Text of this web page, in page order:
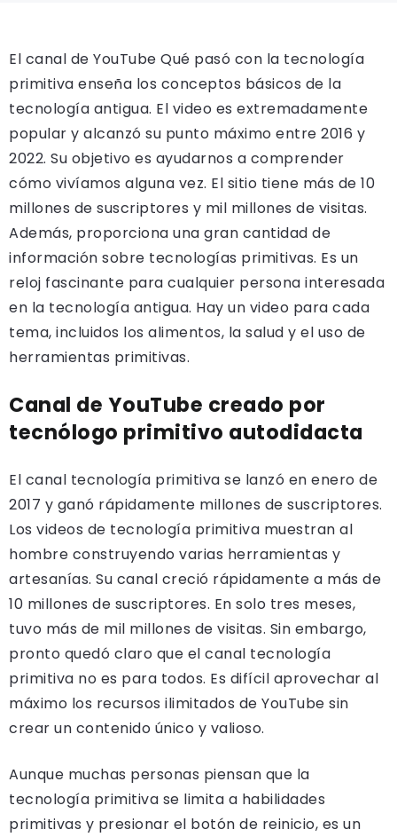
El canal de YouTube Qué pasó con la tecnología
primitiva enseña los conceptos básicos de la
tecnología antigua. El video es extremadamente
popular y alcanzó su punto máximo entre 2016 y
2022. Su objetivo es ayudarnos a comprender
cómo vivíamos alguna vez. El sitio tiene más de 10
millones de suscriptores y mil millones de visitas.
Además, proporciona una gran cantidad de
información sobre tecnologías primitivas. Es un
reloj fascinante para cualquier persona interesada
en la tecnología antigua. Hay un video para cada
tema, incluidos los alimentos, la salud y el uso de
herramientas primitivas.
Canal de YouTube creado por
tecnólogo primitivo autodidacta
El canal tecnología primitiva se lanzó en enero de
2017 y ganó rápidamente millones de suscriptores.
Los videos de tecnología primitiva muestran al
hombre construyendo varias herramientas y
artesanías. Su canal creció rápidamente a más de
10 millones de suscriptores. En solo tres meses,
tuvo más de mil millones de visitas. Sin embargo,
pronto quedó claro que el canal tecnología
primitiva no es para todos. Es difícil aprovechar al
máximo los recursos ilimitados de YouTube sin
crear un contenido único y valioso.
Aunque muchas personas piensan que la
tecnología primitiva se limita a habilidades
primitivas y presionar el botón de reinicio, es un